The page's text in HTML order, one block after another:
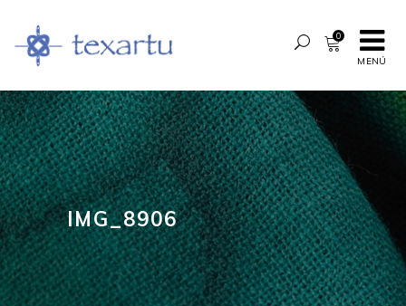
MENÚ
0
IMG_8906